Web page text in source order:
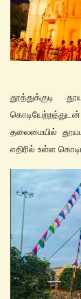
தூத்துக்குடி
தலைமையில்
எதிரில் உள்ள